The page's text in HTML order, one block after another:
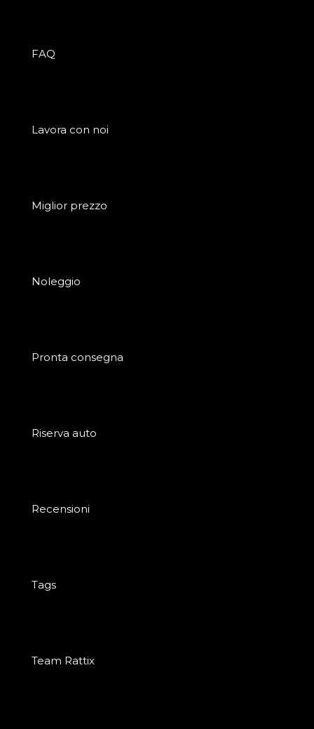
FAQ
Lavora con noi
Miglior prezzo
Noleggio
Pronta consegna
Riserva auto
Recensioni
Tags
Team Rattix